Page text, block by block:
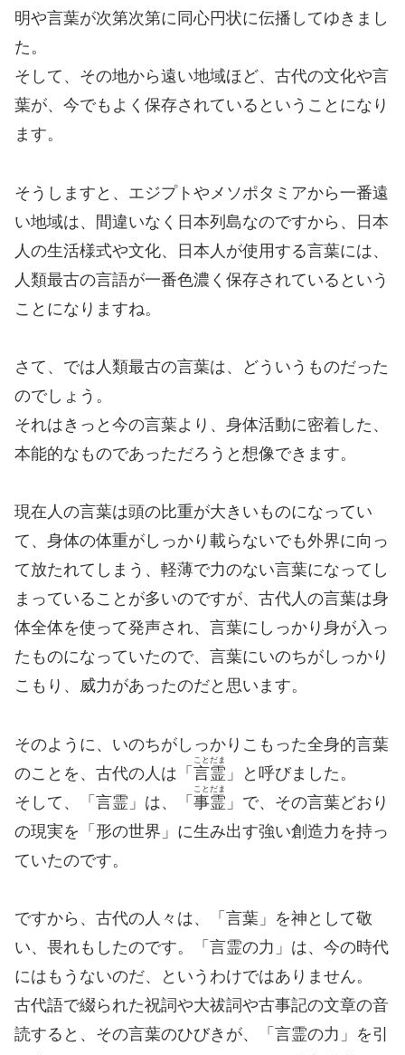
明や言葉が次第次第に同心円状に伝播してゆきまし
た。
そして、その地から遠い地域ほど、古代の文化や言
葉が、今でもよく保存されているということになり
ます。
そうしますと、エジプトやメソポタミアから一番遠
い地域は、間違いなく日本列島なのですから、日本
人の生活様式や文化、日本人が使用する言葉には、
人類最古の言語が一番色濃く保存されているという
ことになりますね。
さて、では人類最古の言葉は、どういうものだった
のでしょう。
それはきっと今の言葉より、身体活動に密着した、
本能的なものであっただろうと想像できます。
現在人の言葉は頭の比重が大きいものになってい
て、身体の体重がしっかり載らないでも外界に向っ
て放たれてしまう、軽薄で力のない言葉になってし
まっていることが多いのですが、古代人の言葉は身
体全体を使って発声され、言葉にしっかり身が入っ
たものになっていたので、言葉にいのちがしっかり
こもり、威力があったのだと思います。
そのように、いのちがしっかりこもった全身的言葉
のことを、古代の人は「 言霊
ことだま
」と呼びました。
そして、「言霊」は、「 事霊
ことだま
」で、その言葉どおり
の現実を「形の世界」に生み出す強い創造力を持っ
ていたのです。
ですから、古代の人々は、「言葉」を神として敬
い、畏れもしたのです。「言霊の力」は、今の時代
にはもうないのだ、というわけではありません。
古代語で綴られた祝詞や大祓詞や古事記の文章の音
読すると、その言葉のひびきが、「言霊の力」を引